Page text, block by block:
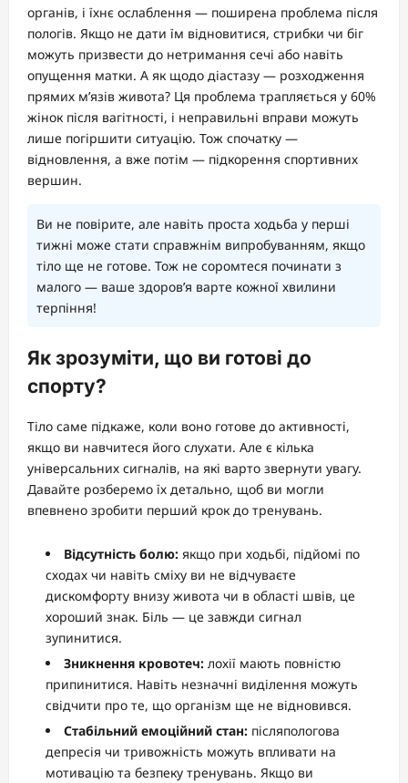
органів, і їхнє ослаблення — поширена проблема після
пологів. Якщо не дати їм відновитися, стрибки чи біг
можуть призвести до нетримання сечі або навіть
опущення матки. А як щодо діастазу — розходження
прямих м’язів живота? Ця проблема трапляється у 60%
жінок після вагітності, і неправильні вправи можуть
лише погіршити ситуацію. Тож спочатку —
відновлення, а вже потім — підкорення спортивних
вершин.
Ви не повірите, але навіть проста ходьба у перші
тижні може стати справжнім випробуванням, якщо
тіло ще не готове. Тож не соромтеся починати з
малого — ваше здоров’я варте кожної хвилини
терпіння!
Як зрозуміти, що ви готові до
спорту?
Тіло саме підкаже, коли воно готове до активності,
якщо ви навчитеся його слухати. Але є кілька
універсальних сигналів, на які варто звернути увагу.
Давайте розберемо їх детально, щоб ви могли
впевнено зробити перший крок до тренувань.
Відсутність болю: якщо при ходьбі, підйомі по
сходах чи навіть сміху ви не відчуваєте
дискомфорту внизу живота чи в області швів, це
хороший знак. Біль — це завжди сигнал
зупинитися.
Зникнення кровотеч: лохії мають повністю
припинитися. Навіть незначні виділення можуть
свідчити про те, що організм ще не відновився.
Стабільний емоційний стан: післяпологова
депресія чи тривожність можуть впливати на
мотивацію та безпеку тренувань. Якщо ви